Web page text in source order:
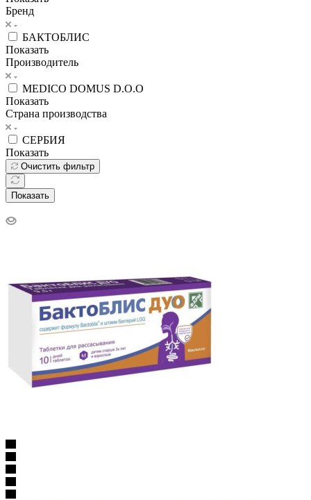
Бренд
БАКТОБЛИС
Показать
Производитель
MEDICO DOMUS D.O.O
Показать
Страна производства
СЕРБИЯ
Показать
Очистить фильтр
Показать